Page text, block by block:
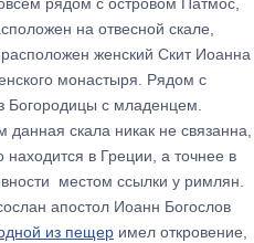
на отвесной скале,
женский Скит Иоанна
монастыря. Рядом с
Богородицы с младенцем.
скала никак не связанна,
в Греции, а точнее в
местом ссылки у римлян.
апостол Иоанн Богослов
из пещер имел откровение,